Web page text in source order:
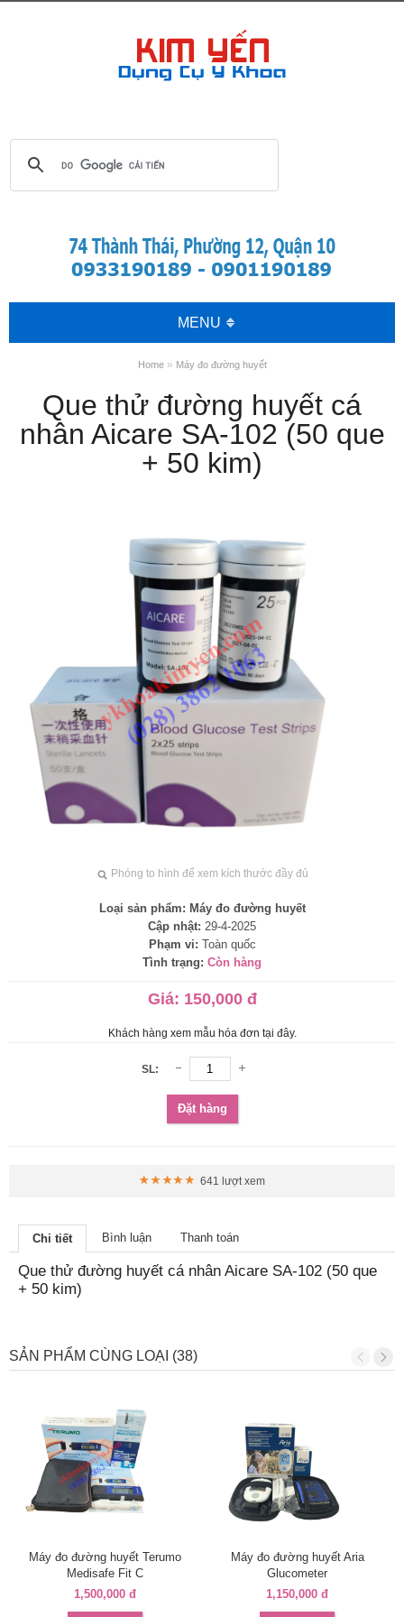
MENU
Home» Máy đo đường huyết
Que thử đường huyết cá
nhân Aicare SA-102 (50 que
+ 50 kim)
Phóng to hình để xem kích thước đầy đủ
Loại sản phẩm: Máy đo đường huyết
Cập nhật: 29-4-2025
Phạm vi: Toàn quốc
Tình trạng: Còn hàng
Giá: 150,000 đ
Khách hàng xem mẫu hóa đơn tại đây.
SL:
Đặt hàng
641 lượt xem
Chi tiết Bình luận Thanh toán
Que thử đường huyết cá nhân Aicare SA-102 (50 que
+ 50 kim)
SẢN PHẨM CÙNG LOẠI (38)
Máy đo đường huyết Terumo
Medisafe Fit C
1,500,000 đ
Máy đo đường huyết Aria
Glucometer
1,150,000 đ